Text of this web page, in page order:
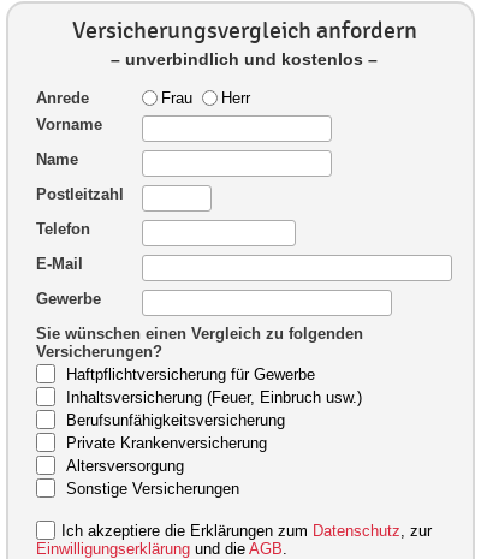
Versicherungsvergleich anfordern
– unverbindlich und kostenlos –
Anrede Frau
Herr
Vorname
Name
Postleitzahl
Telefon
E-Mail
Gewerbe
Sie wünschen einen Vergleich zu folgenden
Versicherungen?
Haftpflichtversicherung für Gewerbe
Inhaltsversicherung (Feuer, Einbruch usw.)
Berufsunfähigkeitsversicherung
Private Krankenversicherung
Altersversorgung
Sonstige Versicherungen
Ich akzeptiere die Erklärungen zum Datenschutz , zur
Einwilligungserklärung und die AGB.